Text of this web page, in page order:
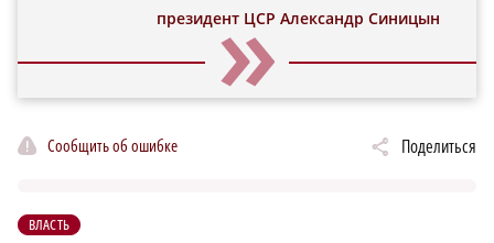
президент ЦСР Александр Синицын
Сообщить об ошибке Поделиться
ВЛАСТЬ